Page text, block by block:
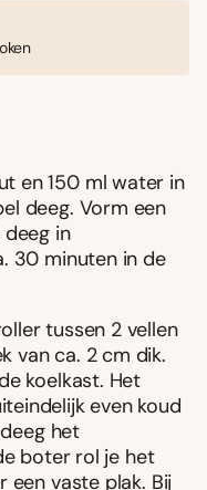
en 150 ml water in
deeg. Vorm een
in
30 minuten in de
tussen 2 vellen
van ca. 2 cm dik.
koelkast. Het
even koud
het
boter rol je het
vaste plak. Bij